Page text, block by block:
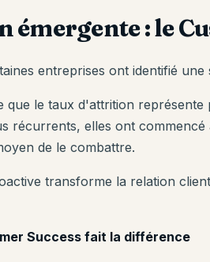
émergente : le
entreprises ont identifié
que le taux d'attrition
récurrents, elles ont
de le combattre.
transforme la relation
Success fait la différence